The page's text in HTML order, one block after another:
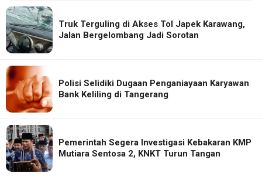
Truk Terguling di Akses Tol Japek Karawang,
Jalan Bergelombang Jadi Sorotan
Polisi Selidiki Dugaan Penganiayaan Karyawan
Bank Keliling di Tangerang
Pemerintah Segera Investigasi Kebakaran KMP
Mutiara Sentosa 2, KNKT Turun Tangan